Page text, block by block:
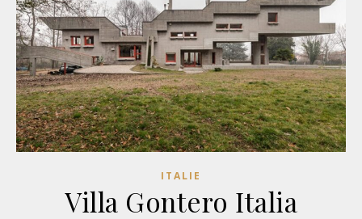
ITALIE
Villa Gontero Italia